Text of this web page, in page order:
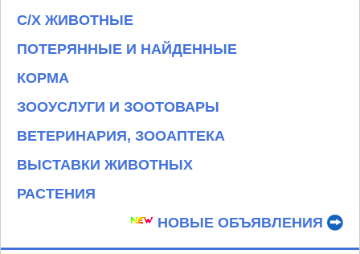
С/Х ЖИВОТНЫЕ
ПОТЕРЯННЫЕ И НАЙДЕННЫЕ
КОРМА
ЗООУСЛУГИ И ЗООТОВАРЫ
ВЕТЕРИНАРИЯ, ЗООАПТЕКА
ВЫСТАВКИ ЖИВОТНЫХ
РАСТЕНИЯ
НОВЫЕ ОБЪЯВЛЕНИЯ